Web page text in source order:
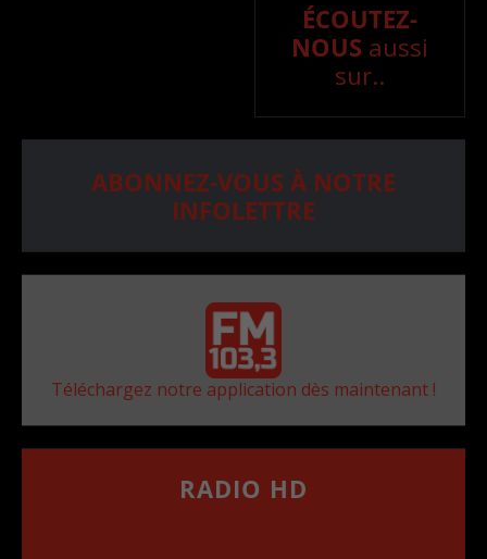
ÉCOUTEZ-
NOUS aussi
sur..
ABONNEZ-VOUS À NOTRE
INFOLETTRE
Téléchargez notre application dès maintenant !
RADIO HD